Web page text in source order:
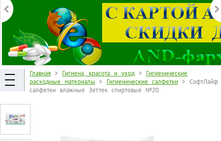
Главная > Гигиена, красота и уход > Гигиенические
расходные материалы > Гигиенические салфетки > СофтЛайф
салфетки влажные Зеттек спиртовые №20